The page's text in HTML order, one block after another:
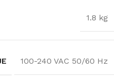
1.8 kg
100-240 VAC 50/60 Hz